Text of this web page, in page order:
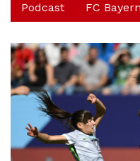
Podcast FC